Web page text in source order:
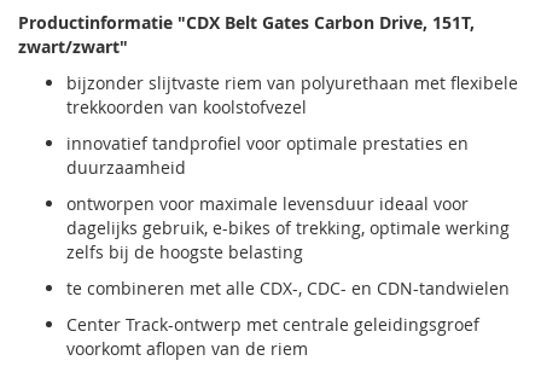
Productinformatie "CDX Belt Gates Carbon Drive, 151T,
zwart/zwart"
bijzonder slijtvaste riem van polyurethaan met flexibele
trekkoorden van koolstofvezel
innovatief tandprofiel voor optimale prestaties en
duurzaamheid
ontworpen voor maximale levensduur ideaal voor
dagelijks gebruik, e-bikes of trekking, optimale werking
zelfs bij de hoogste belasting
te combineren met alle CDX-, CDC- en CDN-tandwielen
Center Track-ontwerp met centrale geleidingsgroef
voorkomt aflopen van de riem